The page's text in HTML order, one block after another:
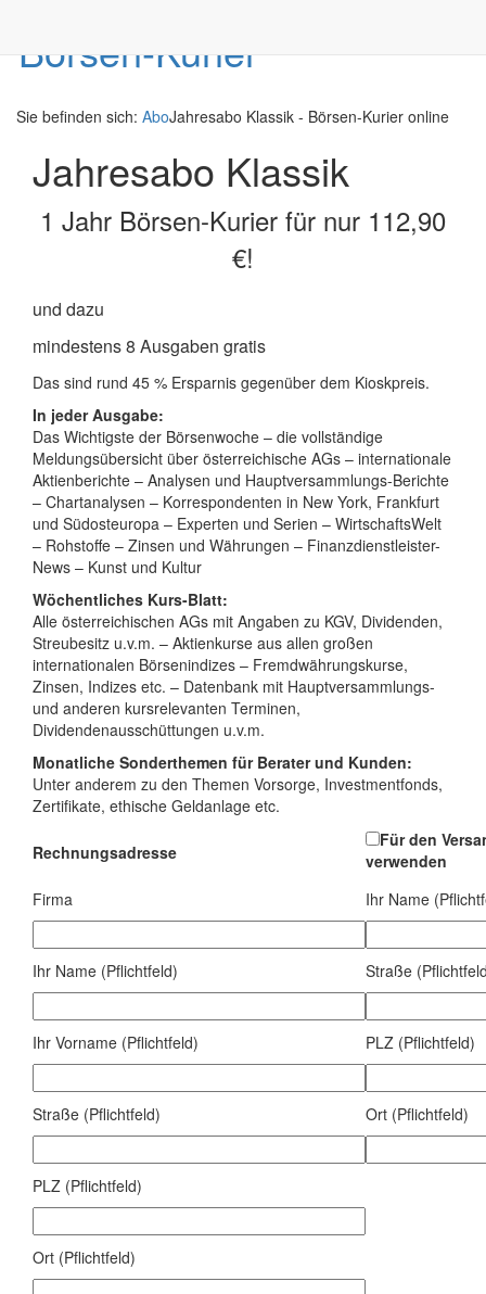
Sie befinden sich: AboJahresabo Klassik - Börsen-Kurier online
Jahresabo Klassik
1 Jahr Börsen-Kurier für nur 112,90
€!
und dazu
mindestens 8 Ausgaben gratis
Das sind rund 45 % Ersparnis gegenüber dem Kioskpreis.
In jeder Ausgabe:
Das Wichtigste der Börsenwoche – die vollständige
Meldungsübersicht über österreichische AGs – internationale
Aktienberichte – Analysen und Hauptversammlungs-Berichte
– Chartanalysen – Korrespondenten in New York, Frankfurt
und Südosteuropa – Experten und Serien – WirtschaftsWelt
– Rohstoffe – Zinsen und Währungen – Finanzdienstleister-
News – Kunst und Kultur
Wöchentliches Kurs-Blatt:
Alle österreichischen AGs mit Angaben zu KGV, Dividenden,
Streubesitz u.v.m. – Aktienkurse aus allen großen
internationalen Börsenindizes – Fremdwährungskurse,
Zinsen, Indizes etc. – Datenbank mit Hauptversammlungs-
und anderen kursrelevanten Terminen,
Dividendenausschüttungen u.v.m.
Monatliche Sonderthemen für Berater und Kunden:
Unter anderem zu den Themen Vorsorge, Investmentfonds,
Zertifikate, ethische Geldanlage etc.
Rechnungsadresse
Für den
verwenden
Firma
Ihr Name (Pflichtfeld)
Ihr Vorname (Pflichtfeld)
Straße (Pflichtfeld)
PLZ (Pflichtfeld)
Ort (Pflichtfeld)
Ihr Name
Straße
PLZ (Pflichtfeld)
Ort (Pflichtfeld)